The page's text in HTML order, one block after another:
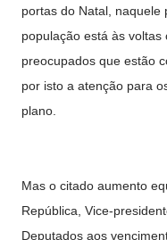
portas do Natal, naquele
população está às voltas
preocupados que estão
por isto a atenção para
plano.
Mas o citado aumento
República, Vice-
Deputados aos